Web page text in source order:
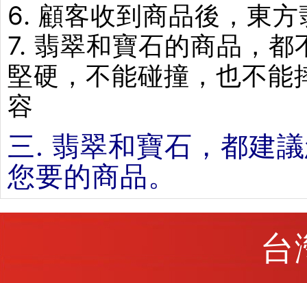
6. 顧客收到商品後，東
7. 翡翠和寶石的商品，
堅硬，不能碰撞，也不
容
三. 翡翠和寶石，都建
您要的商品。
台